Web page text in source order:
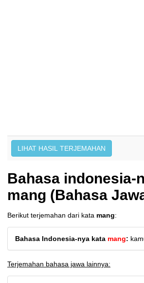
Bahasa indonesia-
mang (Bahasa
Berikut terjemahan dari kata mang:
Bahasa Indonesia-nya kata mang:
Terjemahan bahasa jawa lainnya: